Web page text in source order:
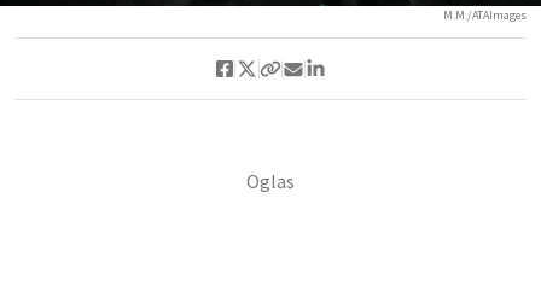
M.M./ATAImages